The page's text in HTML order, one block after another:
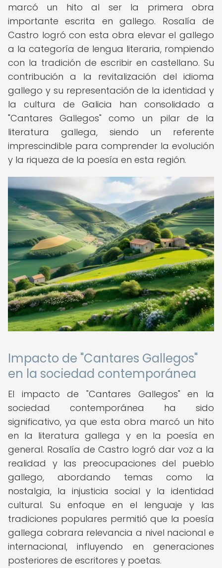
marcó un hito al ser la primera obra
importante escrita en gallego. Rosalía de
Castro logró con esta obra elevar el gallego
a la categoría de lengua literaria, rompiendo
con la tradición de escribir en castellano. Su
contribución a la revitalización del idioma
gallego y su representación de la identidad y
la cultura de Galicia han consolidado a
"Cantares Gallegos" como un pilar de la
literatura gallega, siendo un referente
imprescindible para comprender la evolución
y la riqueza de la poesía en esta región.
Impacto de "Cantares Gallegos"
en la sociedad contemporánea
El impacto de "Cantares Gallegos" en la
sociedad contemporánea ha sido
significativo, ya que esta obra marcó un hito
en la literatura gallega y en la poesía en
general. Rosalía de Castro logró dar voz a la
realidad y las preocupaciones del pueblo
gallego, abordando temas como la
nostalgia, la injusticia social y la identidad
cultural. Su enfoque en el lenguaje y las
tradiciones populares permitió que la poesía
gallega cobrara relevancia a nivel nacional e
internacional, influyendo en generaciones
posteriores de escritores y poetas.